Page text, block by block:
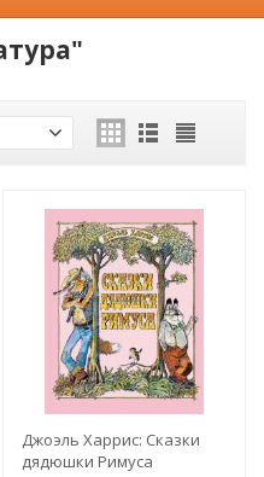
Джоэль Харрис: Сказки
дядюшки Римуса